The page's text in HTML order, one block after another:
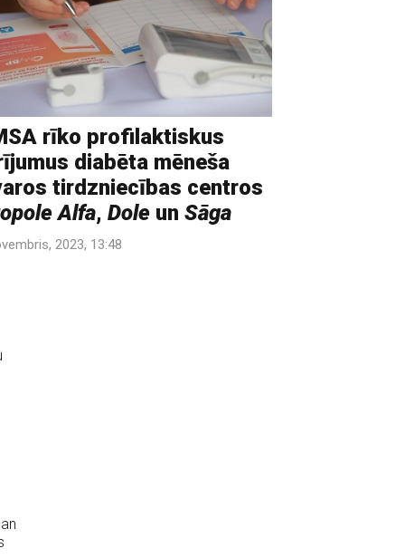
rīko profilaktiskus
diabēta mēneša
tirdzniecības centros
Alfa,Dole unSāga
2023, 13:48